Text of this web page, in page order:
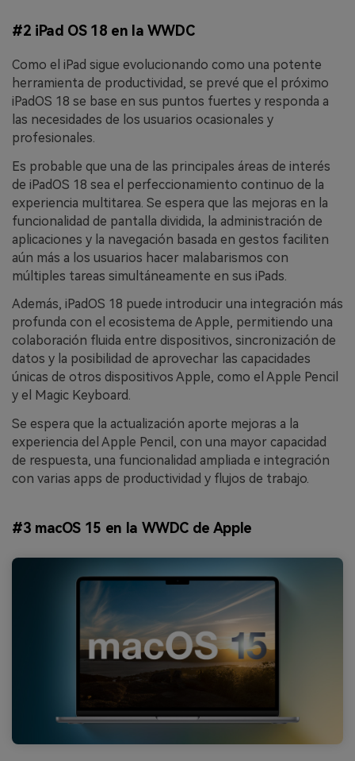
#2 iPad OS 18 en la WWDC
Como el iPad sigue evolucionando como una potente
herramienta de productividad, se prevé que el próximo
iPadOS 18 se base en sus puntos fuertes y responda a
las necesidades de los usuarios ocasionales y
profesionales.
Es probable que una de las principales áreas de interés
de iPadOS 18 sea el perfeccionamiento continuo de la
experiencia multitarea. Se espera que las mejoras en la
funcionalidad de pantalla dividida, la administración de
aplicaciones y la navegación basada en gestos faciliten
aún más a los usuarios hacer malabarismos con
múltiples tareas simultáneamente en sus iPads.
Además, iPadOS 18 puede introducir una integración más
profunda con el ecosistema de Apple, permitiendo una
colaboración fluida entre dispositivos, sincronización de
datos y la posibilidad de aprovechar las capacidades
únicas de otros dispositivos Apple, como el Apple Pencil
y el Magic Keyboard.
Se espera que la actualización aporte mejoras a la
experiencia del Apple Pencil, con una mayor capacidad
de respuesta, una funcionalidad ampliada e integración
con varias apps de productividad y flujos de trabajo.
#3 macOS 15 en la WWDC de Apple